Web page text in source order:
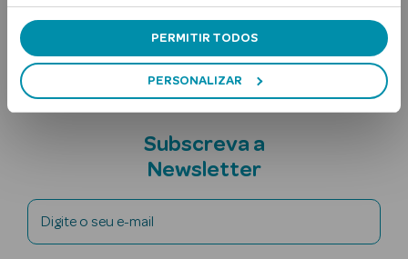
PERMITIR TODOS
PERSONALIZAR
Solares
Corpo
Nota adicional
Subscreva a
Newsletter
Digite o seu e-mail